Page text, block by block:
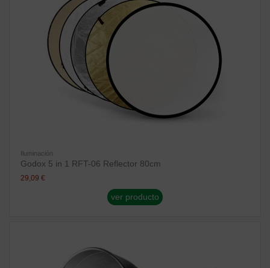
Iluminación
Godox 5 in 1 RFT-06 Reflector 80cm
29,09 €
ver producto